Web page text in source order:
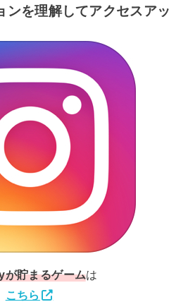
ンを理解してアクセスアッ
が貯まるゲームは
こちら